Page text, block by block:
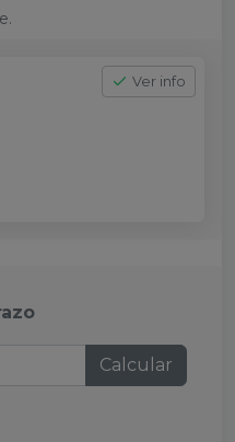
Ver info
Calcular